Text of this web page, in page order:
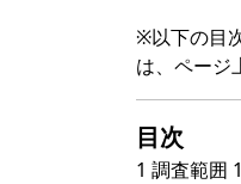
※以下の目
は、ページ
目次
1 調査範囲